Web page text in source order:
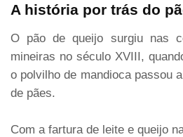
A história por trás do
O pão de queijo surgiu nas
mineiras no século XVIII,
o polvilho de mandioca passou
de pães.
Com a fartura de leite e queijo